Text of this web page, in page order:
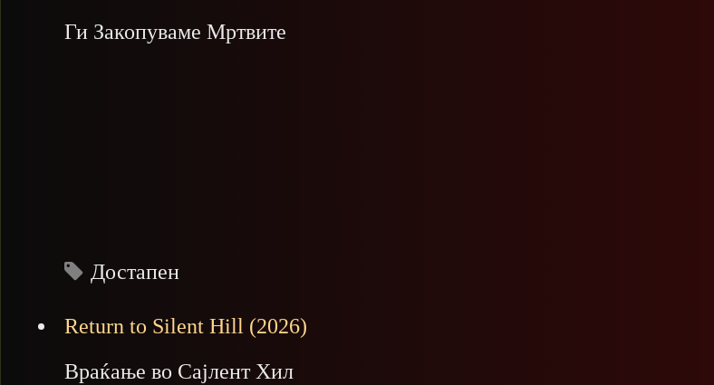
Ги Закопуваме Мртвите
Достапен
Return to Silent Hill (2026)
Враќање во Сајлент Хил